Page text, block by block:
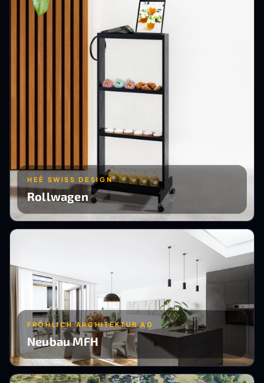
HEÉ SWISS DESIGN
Rollwagen
FRÖHLICH ARCHITEKTUR AG
Neubau MFH